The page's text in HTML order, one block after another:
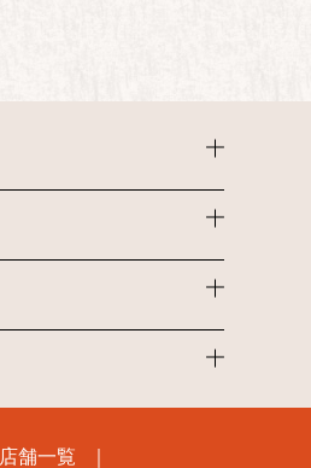
店舗一覧